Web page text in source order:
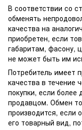
В соответствии со
обменять
качества на
приобретен, если
габаритам, фасону,
не может быть им
Потребитель имеет
качества в течение
покупки, если более
продавцом. Обмен
производится, если
его товарный вид,